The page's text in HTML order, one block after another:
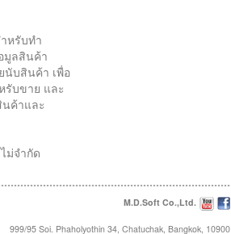
หรับทำ
มูลสินค้า
นับสินค้า เพื่อ
รับขาย และ
ค้าและ
ม่จำกัด
M.D.Soft Co.,Ltd.
999/95 Soi. Phaholyothin 34, Chatuchak, Bangkok, 10900